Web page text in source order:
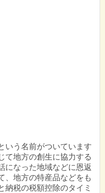
いう名前がついています
て地方の創生に協力する
になった地域などに恩返
、地方の特産品などをも
納税の税額控除のタイミ